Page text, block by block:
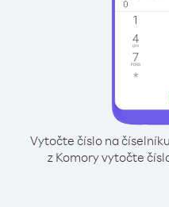
Vytočte číslo na
z Komory vytočte